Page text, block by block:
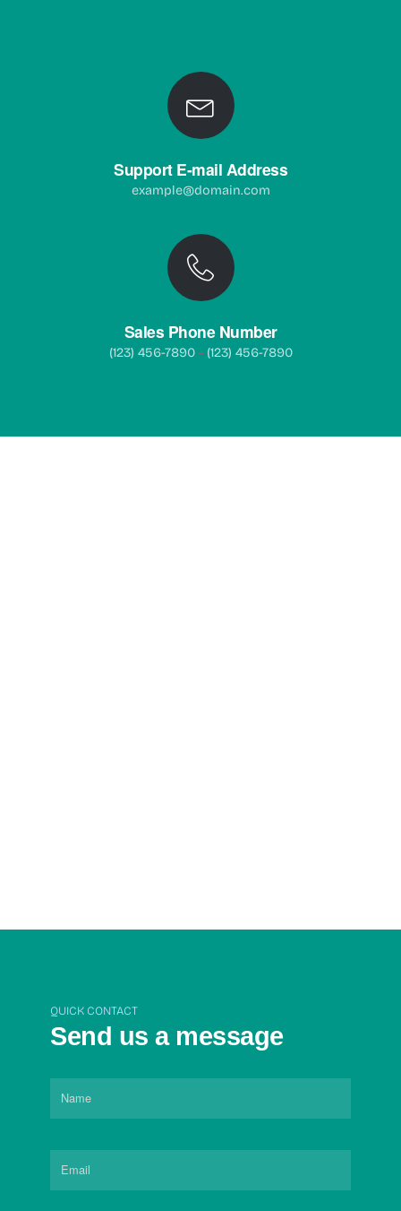
Support E-mail Address
example@domain.com
Sales Phone Number
(123) 456-7890– (123) 456-7890
QUICK CONTACT
Send us a message